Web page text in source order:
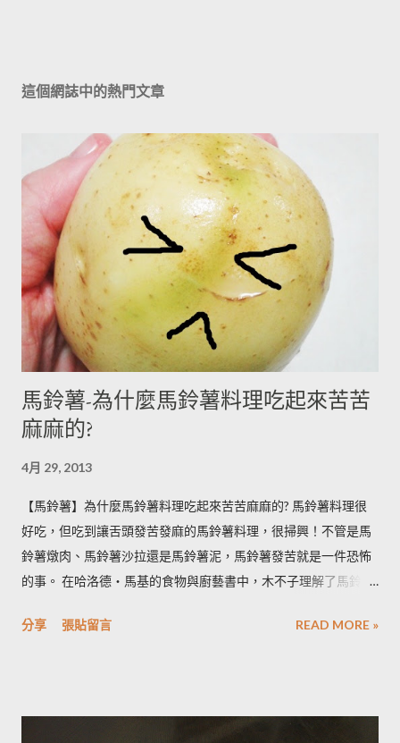
這個網誌中的熱門文章
馬鈴薯-為什麼馬鈴薯料理吃起來苦苦
麻麻的?
4月 29, 2013
【馬鈴薯】為什麼馬鈴薯料理吃起來苦苦麻麻的? 馬鈴薯料理很
好吃，但吃到讓舌頭發苦發麻的馬鈴薯料理，很掃興！不管是馬
鈴薯燉肉、馬鈴薯沙拉還是馬鈴薯泥，馬鈴薯發苦就是一件恐怖
的事。 在哈洛德‧馬基的食物與廚藝書中，木不子理解了馬鈴薯
房知識！ ◆ 馬鈴薯有苦味正常嗎？ 正常。馬鈴薯以含有大量茄
曝曬容易讓生物鹼含量增加，苦味也會變得明顯。由於光線同時
分享 張貼留言 READ MORE »